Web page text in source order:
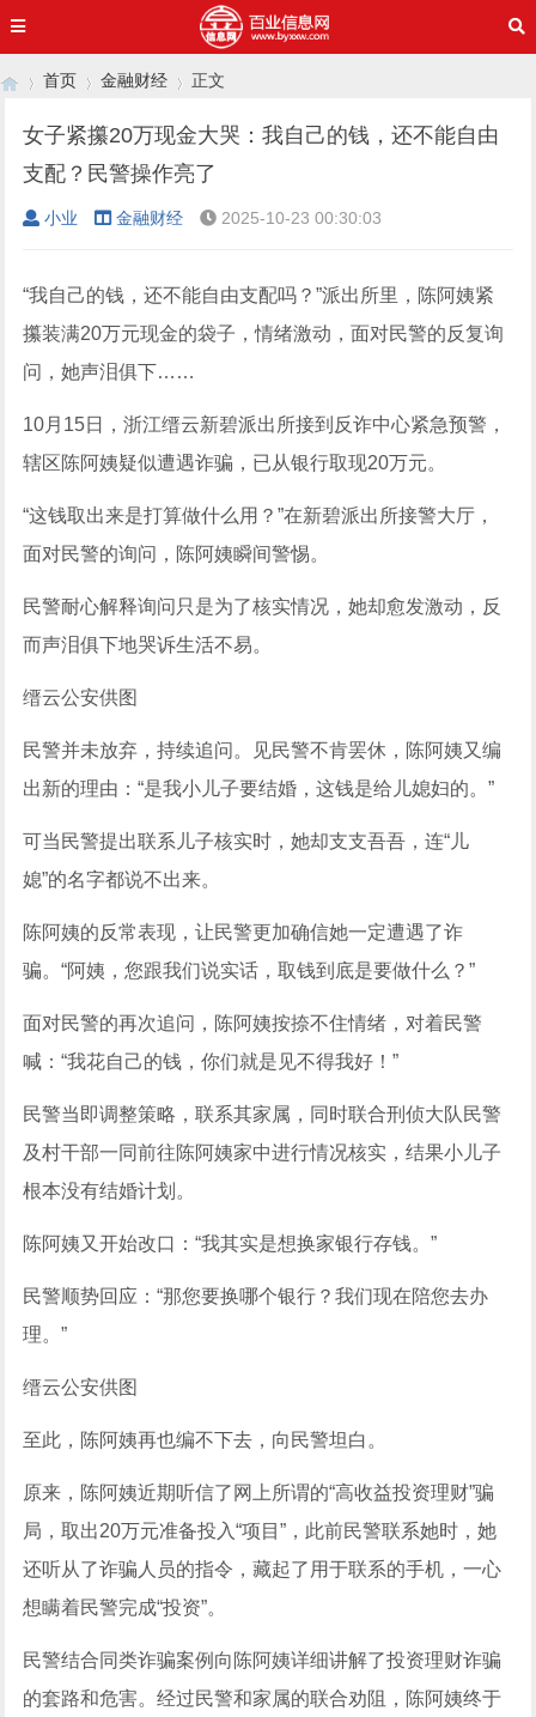
›
首页
›
金融财经 正文
女子紧攥20万现金大哭：我自己的钱，还不能自由
支配？民警操作亮了
小业 金融财经 2025-10-23 00:30:03
“我自己的钱，还不能自由支配吗？”派出所里，陈阿姨紧
攥装满20万元现金的袋子，情绪激动，面对民警的反复询
问，她声泪俱下……
10月15日，浙江缙云新碧派出所接到反诈中心紧急预警，
辖区陈阿姨疑似遭遇诈骗，已从银行取现20万元。
“这钱取出来是打算做什么用？”在新碧派出所接警大厅，
面对民警的询问，陈阿姨瞬间警惕。
民警耐心解释询问只是为了核实情况，她却愈发激动，反
而声泪俱下地哭诉生活不易。
缙云公安供图
民警并未放弃，持续追问。见民警不肯罢休，陈阿姨又编
出新的理由：“是我小儿子要结婚，这钱是给儿媳妇的。”
可当民警提出联系儿子核实时，她却支支吾吾，连“儿
媳”的名字都说不出来。
陈阿姨的反常表现，让民警更加确信她一定遭遇了诈
骗。“阿姨，您跟我们说实话，取钱到底是要做什么？”
面对民警的再次追问，陈阿姨按捺不住情绪，对着民警
喊：“我花自己的钱，你们就是见不得我好！”
民警当即调整策略，联系其家属，同时联合刑侦大队民警
及村干部一同前往陈阿姨家中进行情况核实，结果小儿子
根本没有结婚计划。
陈阿姨又开始改口：“我其实是想换家银行存钱。”
民警顺势回应：“那您要换哪个银行？我们现在陪您去办
理。”
缙云公安供图
至此，陈阿姨再也编不下去，向民警坦白。
原来，陈阿姨近期听信了网上所谓的“高收益投资理财”骗
局，取出20万元准备投入“项目”，此前民警联系她时，她
还听从了诈骗人员的指令，藏起了用于联系的手机，一心
想瞒着民警完成“投资”。
民警结合同类诈骗案例向陈阿姨详细讲解了投资理财诈骗
的套路和危害。经过民警和家属的联合劝阻，陈阿姨终于